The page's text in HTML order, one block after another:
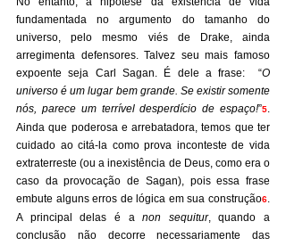
fundamentada no argumento do tamanho do
universo, pelo mesmo viés de Drake, ainda
arregimenta defensores. Talvez seu mais famoso
expoente seja Carl Sagan. É dele a frase:  “O
universo é um lugar bem grande. Se existir somente
nós, parece um terrível desperdício de espaço!”5.
Ainda que poderosa e arrebatadora, temos que ter
cuidado ao citá-la como prova inconteste de vida
extraterreste (ou a inexistência de Deus, como era o
caso da provocação de Sagan), pois essa frase
embute alguns erros de lógica em sua construção6.
A principal delas é a non sequitur, quando a
conclusão não decorre necessariamente das